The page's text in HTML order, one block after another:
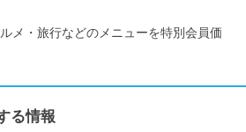
メ・旅行などのメニューを特別会員価
る情報